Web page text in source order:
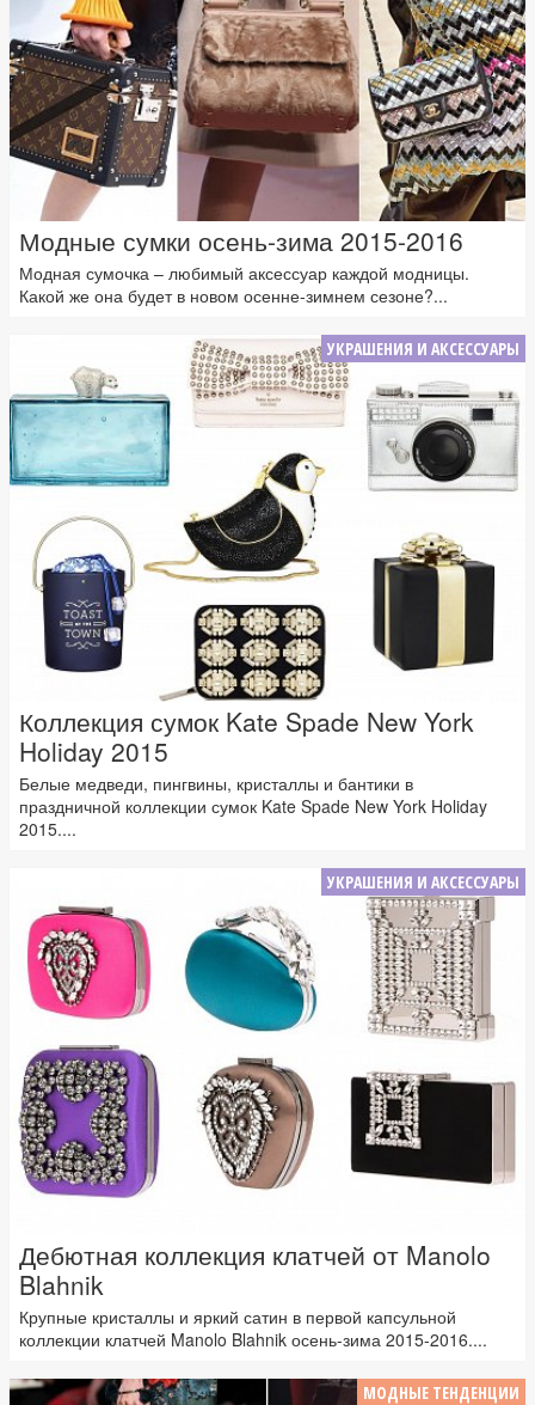
Модные сумки осень-зима 2015-2016
Модная сумочка – любимый аксессуар каждой модницы.
Какой же она будет в новом осенне-зимнем сезоне?...
УКРАШЕНИЯ И АКСЕССУАРЫ
Коллекция сумок Kate Spade New York
Holiday 2015
Белые медведи, пингвины, кристаллы и бантики в
праздничной коллекции сумок Kate Spade New York Holiday
2015....
УКРАШЕНИЯ И АКСЕССУАРЫ
Дебютная коллекция клатчей от Manolo
Blahnik
Крупные кристаллы и яркий сатин в первой капсульной
коллекции клатчей Manolo Blahnik осень-зима 2015-2016....
МОДНЫЕ ТЕНДЕНЦИИ